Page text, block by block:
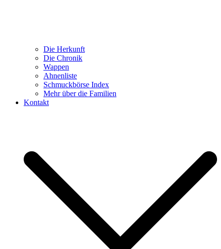
Die Herkunft
Die Chronik
Wappen
Ahnenliste
Schmuckbörse Index
Mehr über die Familien
Kontakt